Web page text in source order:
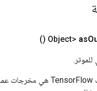
as
()
للموتر.